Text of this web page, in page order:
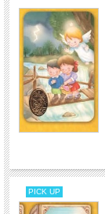
PICK UP